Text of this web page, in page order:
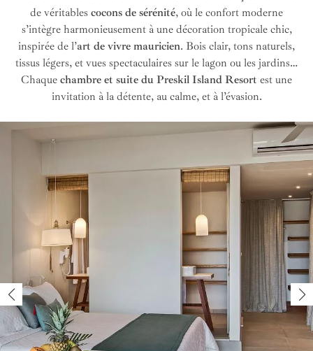
de véritables cocons de sérénité, où le confort moderne
s’intègre harmonieusement à une décoration tropicale chic,
inspirée de l’art de vivre mauricien. Bois clair, tons naturels,
tissus légers, et vues spectaculaires sur le lagon ou les jardins…
Chaque chambre et suite du Preskil Island Resort est une
invitation à la détente, au calme, et à l’évasion.